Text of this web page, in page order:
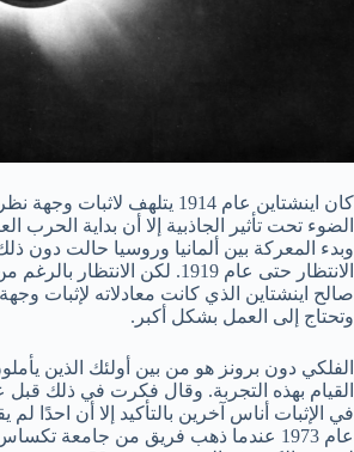
كان اينشتاين عام 1914 يتلهف
الضوء تحت تأثير الجاذبية إلا أن بداية الحرب
وبدء المعركة بين ألمانيا وروسيا حالت دون
الانتظار حتى عام 1919. لكن
صالح اينشتاين الذي كانت معادلاته لإثبات
وتحتاج إلى العمل بشكل أكبر.
الفلكي دون برونز هو من بين أولئك الذين
القيام بهذه التجربة. وقال فكرت في ذلك قبل
في الإثبات أناس آخرين بالتأكيد إلا أن احدًا لم
عام 1973 عندما ذهب فريق من جامعة